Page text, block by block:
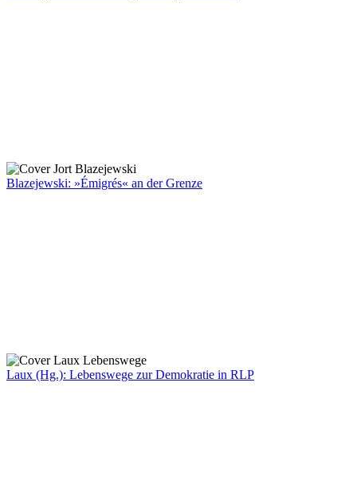
Blazejewski: »Émigrés« an der Grenze
Laux (Hg.): Lebenswege zur Demokratie in RLP